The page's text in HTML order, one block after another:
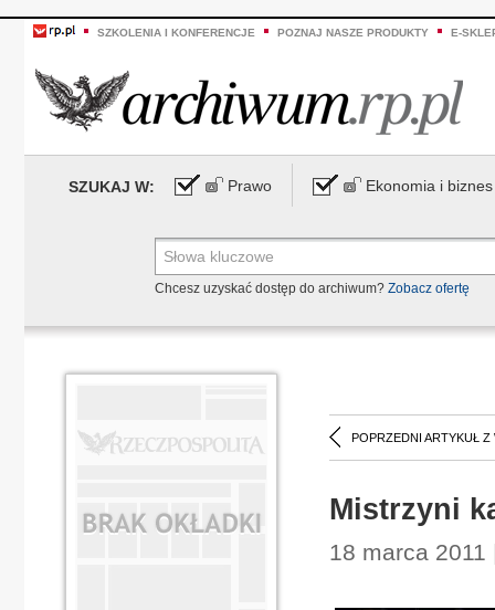
SZKOLENIA I KONFERENCJE POZNAJ NASZE PRODUKTY E-
SZUKAJ W: Prawo Ekonomia i biznes
Chcesz uzyskać dostęp do archiwum? Zobacz ofertę
POPRZEDNI ARTYKUŁ Z
Mistrzyni
18 marca